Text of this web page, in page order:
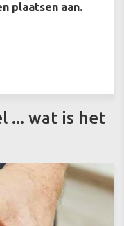
plaatsen aan.
... wat is het